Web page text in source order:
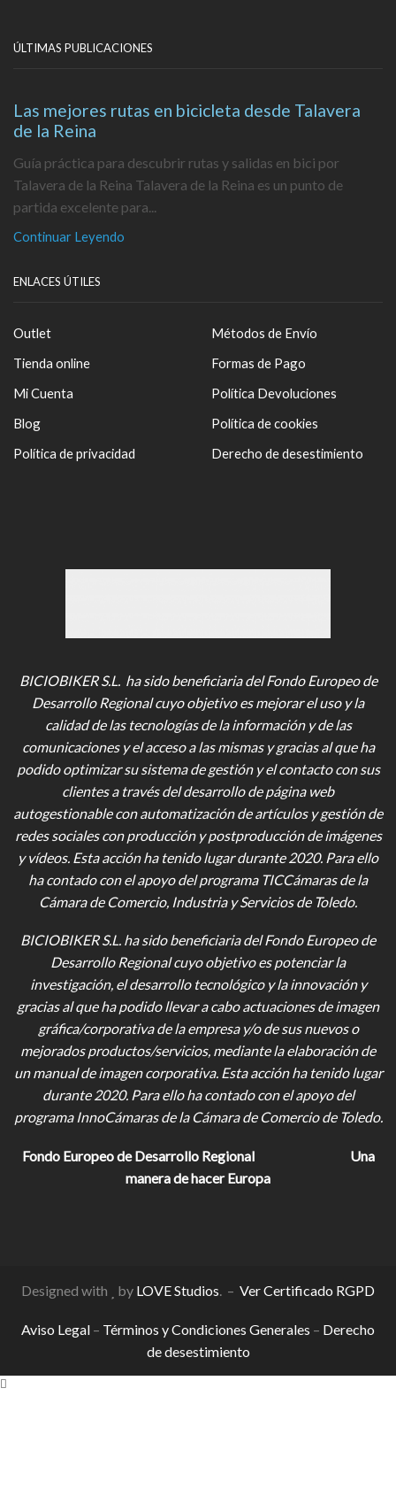
ÚLTIMAS PUBLICACIONES
Las mejores rutas en bicicleta desde Talavera
de la Reina
Guía práctica para descubrir rutas y salidas en bici por
Talavera de la Reina Talavera de la Reina es un punto de
partida excelente para...
Continuar Leyendo
ENLACES ÚTILES
Outlet
Tienda online
Mi Cuenta
Blog
Política de privacidad
Métodos de Envío
Formas de Pago
Política Devoluciones
Política de cookies
Derecho de desestimiento
BICIOBIKER S.L. ha sido beneficiaria del Fondo Europeo de
Desarrollo Regional cuyo objetivo es mejorar el uso y la
calidad de las tecnologías de la información y de las
comunicaciones y el acceso a las mismas y gracias al que ha
podido optimizar su sistema de gestión y el contacto con sus
clientes a través del desarrollo de página web
autogestionable con automatización de artículos y gestión de
redes sociales con producción y postproducción de imágenes
y vídeos. Esta acción ha tenido lugar durante 2020. Para ello
ha contado con el apoyo del programa TICCámaras de la
Cámara de Comercio, Industria y Servicios de Toledo.
BICIOBIKER S.L. ha sido beneficiaria del Fondo Europeo de
Desarrollo Regional cuyo objetivo es potenciar la
investigación, el desarrollo tecnológico y la innovación y
gracias al que ha podido llevar a cabo actuaciones de imagen
gráfica/corporativa de la empresa y/o de sus nuevos o
mejorados productos/servicios, mediante la elaboración de
un manual de imagen corporativa. Esta acción ha tenido lugar
durante 2020. Para ello ha contado con el apoyo del
programa InnoCámaras de la Cámara de Comercio de Toledo.
Fondo Europeo de Desarrollo Regional
Una
manera de hacer Europa
Designed with by LOVE Studios. – Ver Certificado RGPD
Aviso Legal – Términos y Condiciones Generales – Derecho
de desestimiento